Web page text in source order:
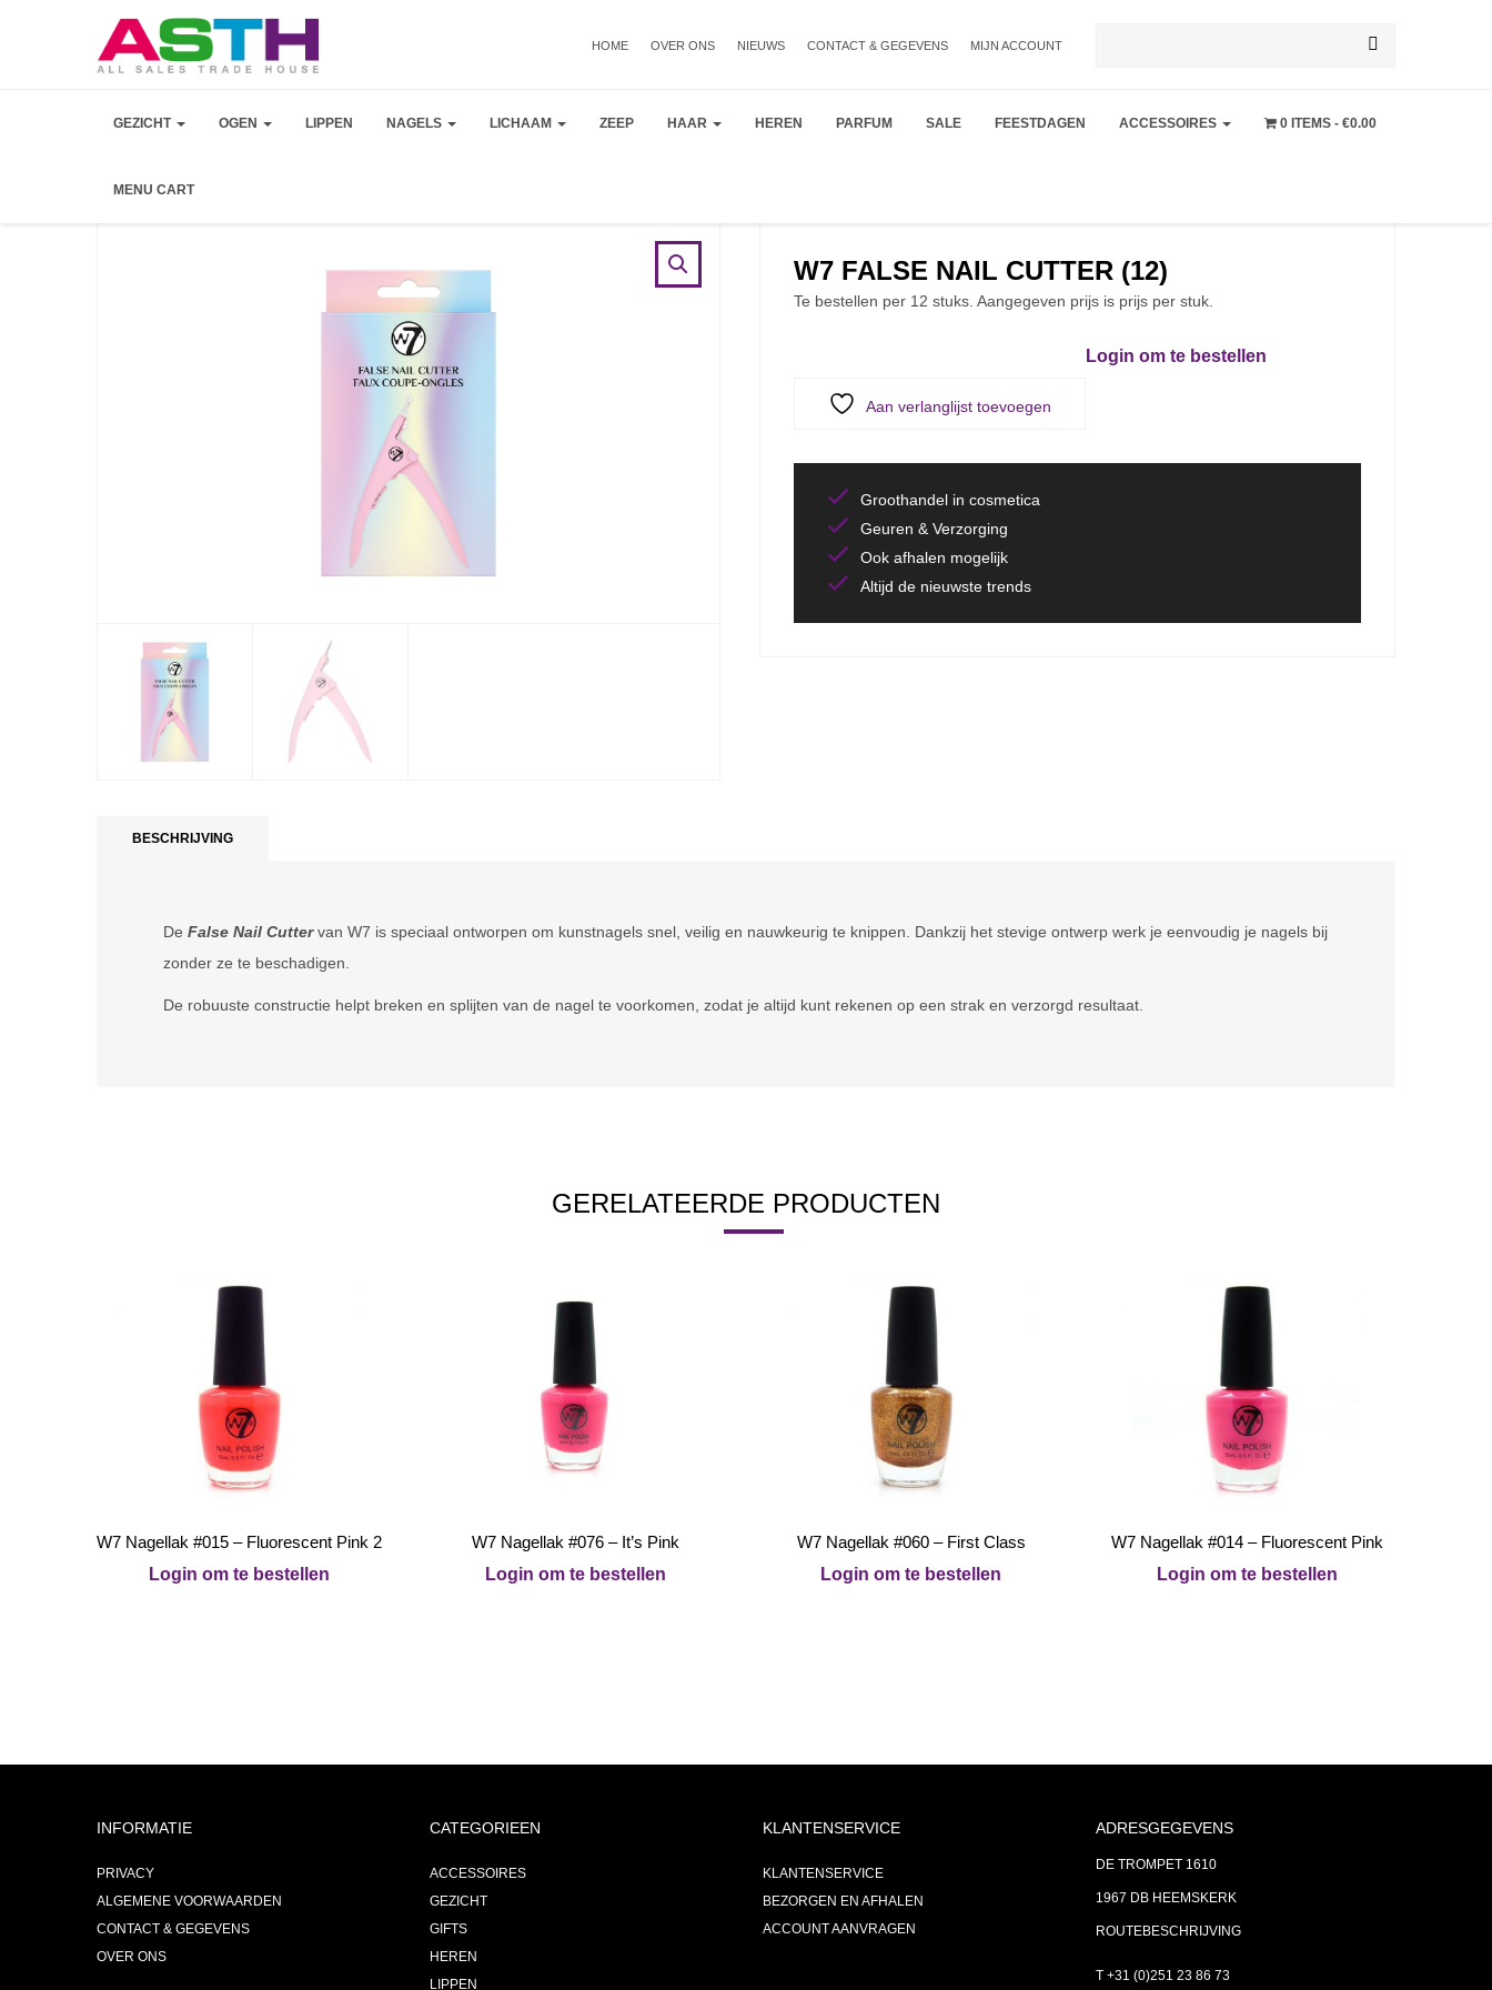
HOME OVER ONS NIEUWS CONTACT & GEGEVENS MIJN ACCOUNT
naar:
GEZICHT OGEN LIPPEN NAGELS LICHAAM ZEEP HAAR HEREN PARFUM SALE FEESTDAGEN ACCESSOIRES 0 ITEMS €0.00
MENU CART
W7 FALSE NAIL CUTTER (12)
Te bestellen per 12 stuks. Aangegeven prijs is prijs per stuk.
Aan verlanglijst toevoegen
Login om te bestellen
Groothandel in cosmetica
Geuren & Verzorging
Ook afhalen mogelijk
Altijd de nieuwste trends
BESCHRIJVING
De False Nail Cuttervan W7 is speciaal ontworpen om kunstnagels snel, veilig en nauwkeurig te knippen. Dankzij het stevige ontwerp werk je eenvoudig je nagels bij
zonder ze te beschadigen.
De robuuste constructie helpt breken en splijten van de nagel te voorkomen, zodat je altijd kunt rekenen op een strak en verzorgd resultaat.
GERELATEERDE PRODUCTEN
W7 Nagellak #015 – Fluorescent Pink 2
Login om te bestellen
W7 Nagellak #076 – It’s Pink
Login om te bestellen
W7 Nagellak #060 – First Class
Login om te bestellen
W7 Nagellak #014 – Fluorescent Pink
Login om te bestellen
INFORMATIE
PRIVACY
ALGEMENE VOORWAARDEN
CONTACT & GEGEVENS
OVER ONS
CATEGORIEEN
ACCESSOIRES
GEZICHT
GIFTS
HEREN
LIPPEN
KLANTENSERVICE
KLANTENSERVICE
BEZORGEN EN AFHALEN
ACCOUNT AANVRAGEN
ADRESGEGEVENS
DE TROMPET 1610
1967 DB HEEMSKERK
ROUTEBESCHRIJVING
T +31 (0)251 23 86 73